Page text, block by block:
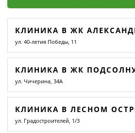
КЛИНИКА В ЖК
ул. 40-летия Победы, 11
КЛИНИКА В ЖК
ул. Чичерина, 34А
КЛИНИКА В ЛЕСНОМ
ул. Градостроителей, 1/3